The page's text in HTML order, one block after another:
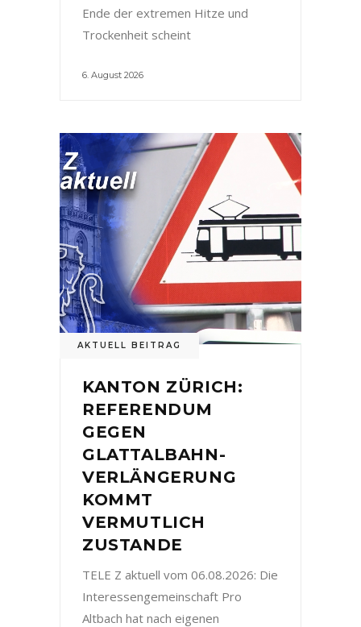
Ende der extremen Hitze und
Trockenheit scheint
6. August 2026
AKTUELL BEITRAG
KANTON ZÜRICH:
REFERENDUM
GEGEN
GLATTALBAHN-
VERLÄNGERUNG
KOMMT
VERMUTLICH
ZUSTANDE
TELE Z aktuell vom 06.08.2026: Die
Interessengemeinschaft Pro
Altbach hat nach eigenen